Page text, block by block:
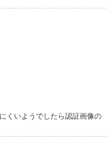
くいようでしたら認証画像の